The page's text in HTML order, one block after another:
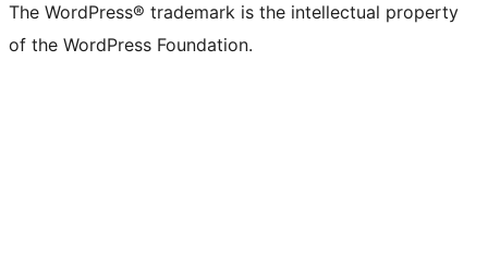
The WordPress® trademark is the intellectual property
of the WordPress Foundation.